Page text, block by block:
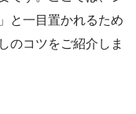
と一目置かれるため
のコツをご紹介しま